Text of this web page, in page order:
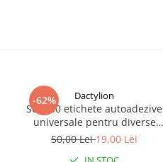
-62% Dactylion
Set 500 etichete autoadezive
universale pentru diverse
suprafete
50,00 Lei19,00 Lei